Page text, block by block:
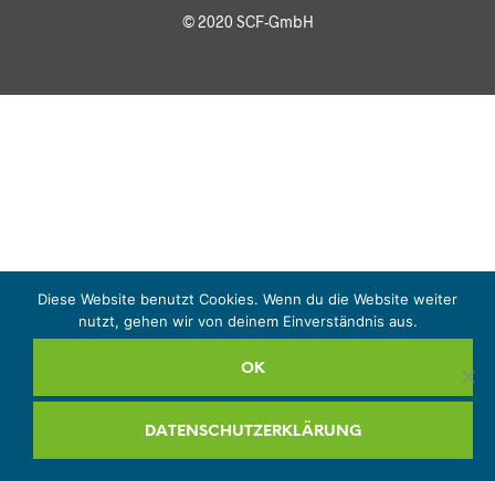
© 2020 SCF-GmbH
Diese Website benutzt Cookies. Wenn du die Website weiter
nutzt, gehen wir von deinem Einverständnis aus.
OK
DATENSCHUTZERKLÄRUNG